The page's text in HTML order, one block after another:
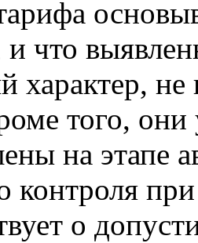
и что
характер, не
того, они
на этапе
контроля
о